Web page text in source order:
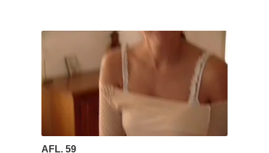
AFL. 59